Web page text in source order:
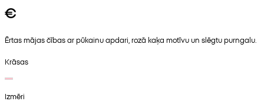
€
Ērtas mājas čības ar pūkainu apdari, rozā kaķa motīvu un slēgtu purngalu.
Krāsas
Izmēri